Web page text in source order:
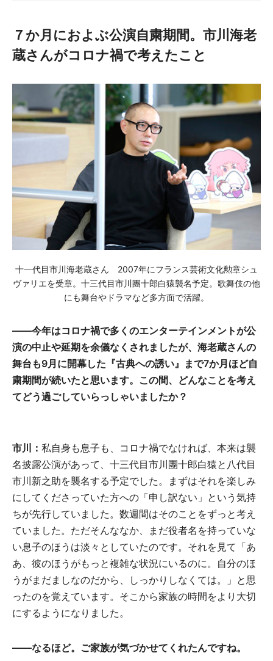
７か月におよぶ公演自粛期間。市川海老
蔵さんがコロナ禍で考えたこと
十一代目市川海老蔵さん 2007年にフランス芸術文化勲章シュ
ヴァリエを受章。十三代目市川團十郎白猿襲名予定。歌舞伎の他
にも舞台やドラマなど多方面で活躍。
――今年はコロナ禍で多くのエンターテインメントが公
演の中止や延期を余儀なくされましたが、海老蔵さんの
舞台も9月に開幕した『古典への誘い』まで7か月ほど自
粛期間が続いたと思います。この間、どんなことを考え
てどう過ごしていらっしゃいましたか？
市川： 私自身も息子も、コロナ禍でなければ、本来は襲
名披露公演があって、十三代目市川團十郎白猿と八代目
市川新之助を襲名する予定でした。まずはそれを楽しみ
にしてくださっていた方への「申し訳ない」という気持
ちが先行していました。数週間はそのことをずっと考え
ていました。ただそんななか、まだ役者名を持っていな
い息子のほうは淡々としていたのです。それを見て「あ
あ、彼のほうがもっと複雑な状況にいるのに。自分のほ
うがまだましなのだから、しっかりしなくては。」と思
ったのを覚えています。そこから家族の時間をより大切
にするようになりました。
――なるほど。ご家族が気づかせてくれたんですね。